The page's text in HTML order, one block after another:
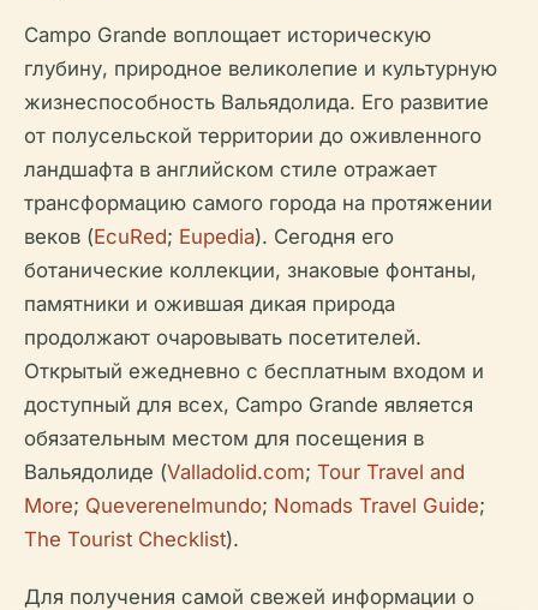
Campo Grande воплощает историческую
глубину, природное великолепие и культурную
жизнеспособность Вальядолида. Его развитие
от полусельской территории до оживленного
ландшафта в английском стиле отражает
трансформацию самого города на протяжении
веков (EcuRed; Eupedia). Сегодня его
ботанические коллекции, знаковые фонтаны,
памятники и ожившая дикая природа
продолжают очаровывать посетителей.
Открытый ежедневно с бесплатным входом и
доступный для всех, Campo Grande является
обязательным местом для посещения в
Вальядолиде (Valladolid.com; Tour Travel and
More; Queverenelmundo; Nomads Travel Guide;
The Tourist Checklist).
Для получения самой свежей информации о